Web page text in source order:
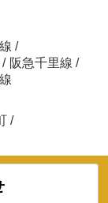
/
/ 阪急千里線 /
/